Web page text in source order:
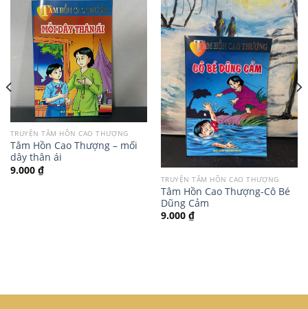
TRUYỆN TÂM HỒN CAO THƯỢNG
Tâm Hồn Cao Thượng – mối
dây thân ái
9.000 ₫
TRUYỆN TÂM HỒN CAO THƯỢNG
Tâm Hồn Cao Thượng-Cô Bé
Dũng Cảm
9.000 ₫